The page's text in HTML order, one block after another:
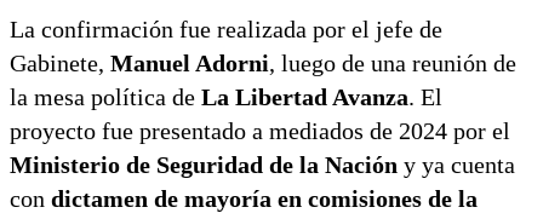
en todo el país
La confirmación fue realizada por el jefe de
Gabinete, Manuel Adorni, luego de una reunión de
la mesa política de La Libertad Avanza. El
proyecto fue presentado a mediados de 2024 por el
Ministerio de Seguridad de la Nación y ya cuenta
con dictamen de mayoría en comisiones de la